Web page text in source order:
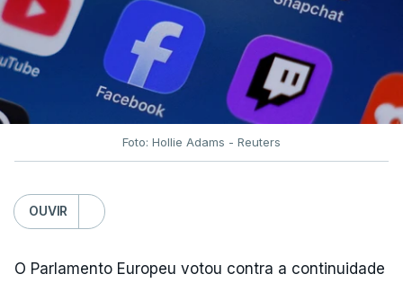
Foto: Hollie Adams - Reuters
OUVIR
O Parlamento Europeu votou contra a continuidade